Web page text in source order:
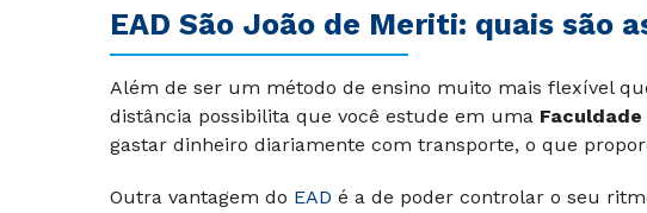
EAD São João de Meriti: quais são
Além de ser um método de ensino muito mais flexível
distância possibilita que você estude em uma
gastar dinheiro diariamente com transporte, o que
Outra vantagem do EAD é a de poder controlar o seu